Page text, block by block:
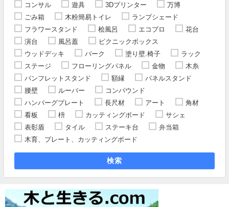
コンサル
遊具 3Dプリンター
万博
ごみ箱
木粉簡易トイレ
ランプシェード
フラワースタンド
桧風呂 エコプロ
花台
演台
風呂蓋
ピクニックボックス
ウッドデッキ
バーク 塗り壁.椅子
ラック
ステージ
フローリングパネル 金物
木糸
パンフレットスタンド
額縁
パネルスタンド
腰壁
ルーバー
コンパウンド
ハンバーグプレート
長尺材 アート
角材
看板
枡 カッティングボード
サシェ
表彰盾
タイル ステーキ台
弁当箱
木育、プレート、カッティングボード
検索